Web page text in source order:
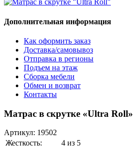
Дополнительная информация
Как оформить заказ
Доставка/самовывоз
Отправка в регионы
Подъем на этаж
Сборка мебели
Обмен и возврат
Контакты
Матрас в скрутке «Ultra Roll»
Артикул: 19502
Жесткость:
4 из 5